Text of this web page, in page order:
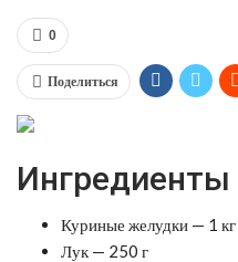
0
Поделиться
Ингредиенты
Куриные желудки — 1 кг
Лук — 250 г